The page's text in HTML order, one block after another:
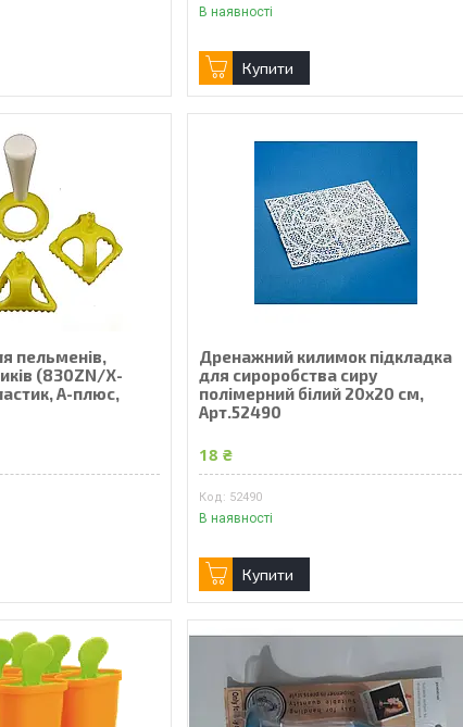
В наявності
Купити
пельменів,
(830ZN/X-
А-плюс,
Дренажний килимок підкладка
для сироробства сиру
полімерний білий 20х20 см,
Арт.52490
18 ₴
52490
В наявності
Купити